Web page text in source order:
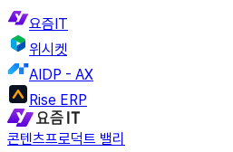
요즘IT
위시켓
AIDP - AX
Rise ERP
콘텐츠프로덕트 밸리